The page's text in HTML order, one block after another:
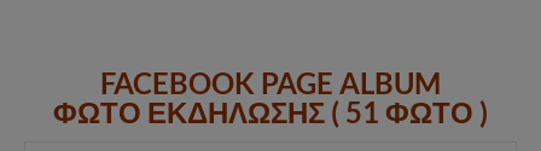
FACEBOOK PAGE ALBUM
ΦΩΤΟ ΕΚΔΗΛΩΣΗΣ ( 51 ΦΩΤΟ )